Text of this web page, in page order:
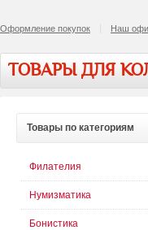
Оформление покупок Наш
ТОВАРЫ ДЛЯ
Товары по категориям
Филателия
Нумизматика
Бонистика